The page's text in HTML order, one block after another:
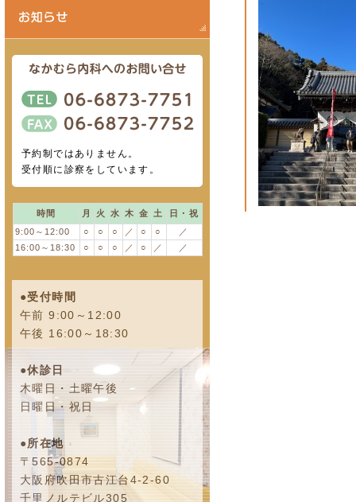
予約制ではありません。
受付順に診察をしています。
時間 月 火 水 木 金 土
日・祝
9:00～12:00
○ ○ ○ ／ ○ ○
／
16:00～18:30
○ ○ ○ ／ ○ ／ ／
●受付時間
午前 9:00～12:00
午後 16:00～18:30
●休診日
木曜日・土曜午後
日曜日・祝日
●所在地
〒565-0874
大阪府吹田市古江台4-2-60
千里ノルテビル305